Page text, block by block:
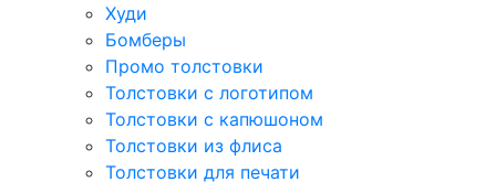
Худи
Бомберы
Промо толстовки
Толстовки с логотипом
Толстовки с капюшоном
Толстовки из флиса
Толстовки для печати